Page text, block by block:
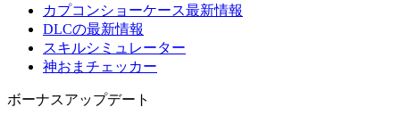
カプコンショーケース最新情報
DLCの最新情報
スキルシミュレーター
神おまチェッカー
ボーナスアップデート